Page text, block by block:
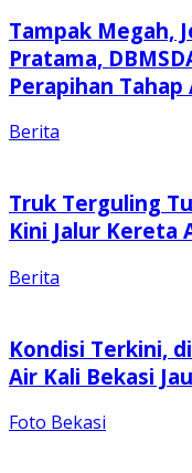
Tampak Megah,
Pratama,
Perapihan Tahap
Berita
Truk Terguling
Kini Jalur Kereta
Berita
Kondisi Terkini,
Air Kali Bekasi
Foto Bekasi